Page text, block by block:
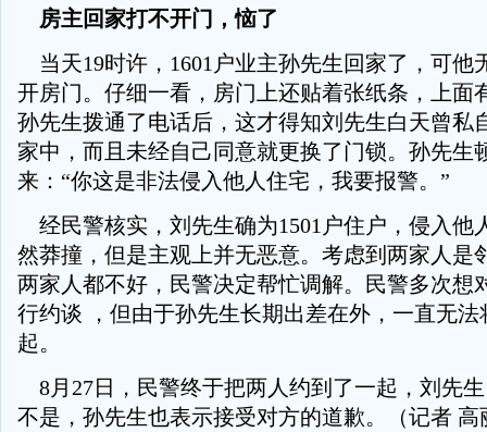
房主回家打不开门，恼了
当天19时许，1601户业主孙先生回家了，可他
开房门。仔细一看，房门上还贴着张纸条，上面
孙先生拨通了电话后，这才得知刘先生白天曾私
家中，而且未经自己同意就更换了门锁。孙先生
来：“你这是非法侵入他人住宅，我要报警。”
经民警核实，刘先生确为1501户住户，侵入他
然莽撞，但是主观上并无恶意。考虑到两家人是
两家人都不好，民警决定帮忙调解。民警多次想
行约谈 ，但由于孙先生长期出差在外，一直无法
起。
8月27日，民警终于把两人约到了一起，刘先
不是，孙先生也表示接受对方的道歉。（记者 高